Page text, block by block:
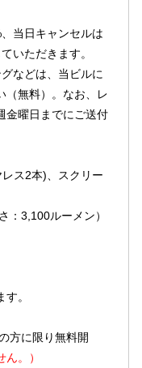
当日キャンセルは
いただきます。
などは、当ビルに
（無料）。なお、レ
金曜日までにご送付
ス2本)、スクリー
3,100ルーメン）
。
に限り無料開
。）